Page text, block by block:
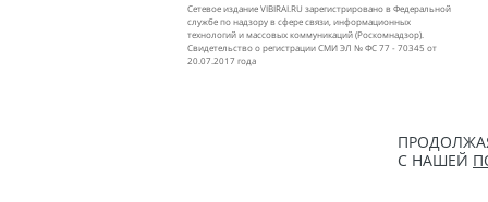
Сетевое издание VIBIRAI.RU зарегистрировано в Федеральной
службе по надзору в сфере связи, информационных
технологий и массовых коммуникаций (Роскомнадзор).
Свидетельство о регистрации СМИ ЭЛ № ФС 77 - 70345 от
20.07.2017 года
С НАШЕЙ